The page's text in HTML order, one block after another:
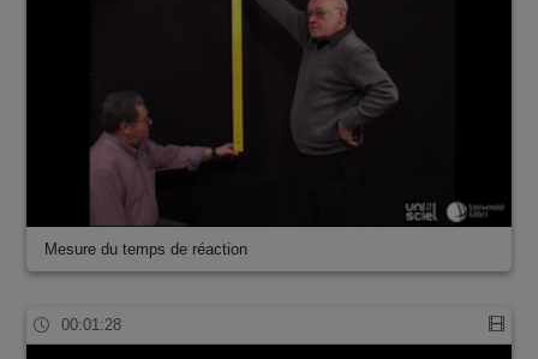
Mesure du temps de réaction
00:01:28